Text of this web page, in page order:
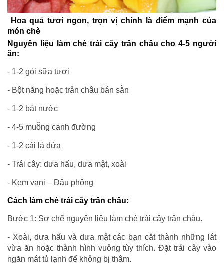
Hoa quả tươi ngon, trọn vị chính là điểm mạnh của
món chè
Nguyên liệu làm chè trái cây trân châu cho 4-5 người
ăn:
- 1-2 gói sữa tươi
- Bột năng hoặc trân châu bán sẵn
- 1-2 bát nước
- 4-5 muỗng canh đường
- 1-2 cái lá dứa
- Trái cây: dưa hấu, dưa mật, xoài
- Kem vani – Đậu phộng
Cách làm chè trái cây trân châu:
Bước 1: Sơ chế nguyên liệu làm chè trái cây trân châu.
- Xoài, dưa hấu và dưa mật các bạn cắt thành những lát
vừa ăn hoặc thành hình vuông tùy thích. Đặt trái cây vào
ngăn mát tủ lạnh để không bị thâm.